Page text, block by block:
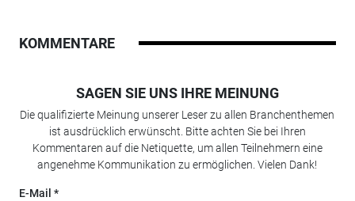
KOMMENTARE
SAGEN SIE UNS IHRE MEINUNG
Die qualifizierte Meinung unserer Leser zu allen Branchenthemen
ist ausdrücklich erwünscht. Bitte achten Sie bei Ihren
Kommentaren auf die Netiquette, um allen Teilnehmern eine
angenehme Kommunikation zu ermöglichen. Vielen Dank!
E-Mail